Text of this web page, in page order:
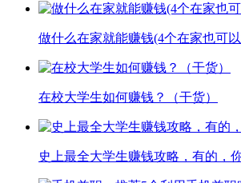
做什么在家就能赚钱(4个在家也可
在校大学生如何赚钱？（干货）
史上最全大学生赚钱攻略，有的，